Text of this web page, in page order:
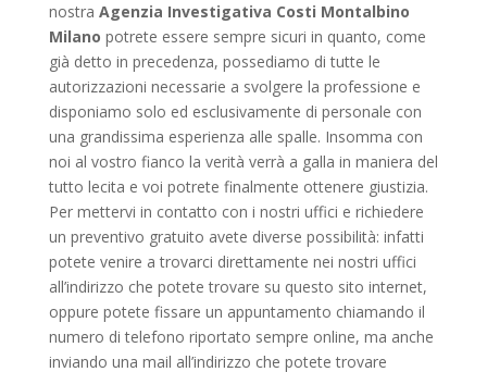
nostra Agenzia Investigativa Costi Montalbino
Milano potrete essere sempre sicuri in quanto, come
già detto in precedenza, possediamo di tutte le
autorizzazioni necessarie a svolgere la professione e
disponiamo solo ed esclusivamente di personale con
una grandissima esperienza alle spalle. Insomma con
noi al vostro fianco la verità verrà a galla in maniera del
tutto lecita e voi potrete finalmente ottenere giustizia.
Per mettervi in contatto con i nostri uffici e richiedere
un preventivo gratuito avete diverse possibilità: infatti
potete venire a trovarci direttamente nei nostri uffici
all’indirizzo che potete trovare su questo sito internet,
oppure potete fissare un appuntamento chiamando il
numero di telefono riportato sempre online, ma anche
inviando una mail all’indirizzo che potete trovare